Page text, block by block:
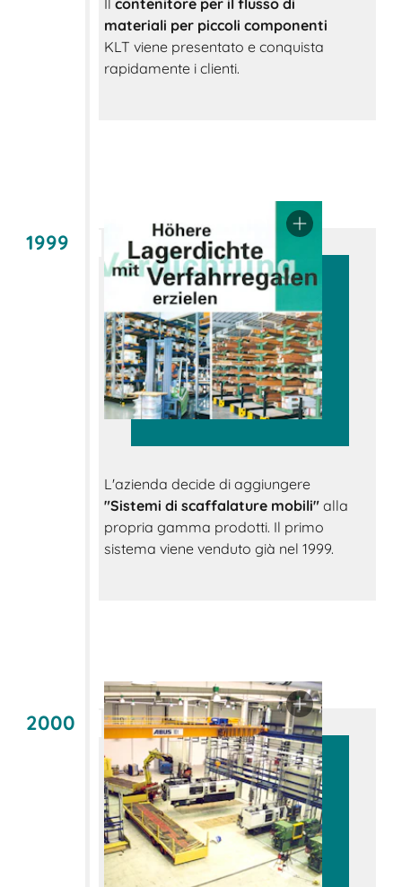
materiali per piccoli componenti
KLT viene presentato e conquista
rapidamente i clienti.
1999
L'azienda decide di aggiungere
"Sistemi di scaffalature mobili" alla
propria gamma prodotti. Il primo
sistema viene venduto già nel 1999.
2000